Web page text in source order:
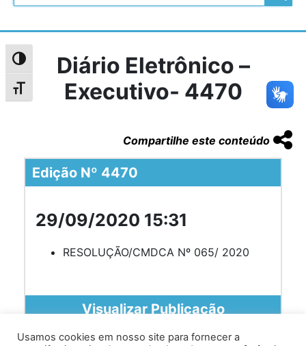
Alternar alto contraste
Alternar tamanho da fonte
Diário Eletrônico –
Executivo- 4470
Compartilhe este conteúdo
Edição Nº 4470
29/09/2020 15:31
RESOLUÇÃO/CMDCA Nº 065/ 2020
Visualizar Publicação
Usamos cookies em nosso site para fornecer a